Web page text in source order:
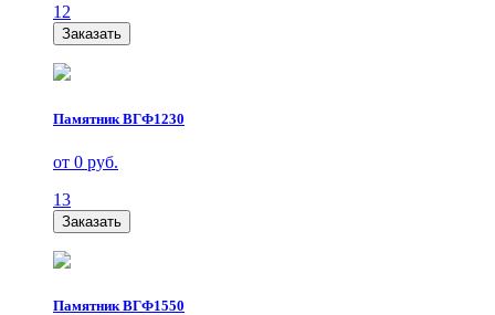
12
Заказать
Памятник ВГФ1230
от 0 руб.
13
Заказать
Памятник ВГФ1550